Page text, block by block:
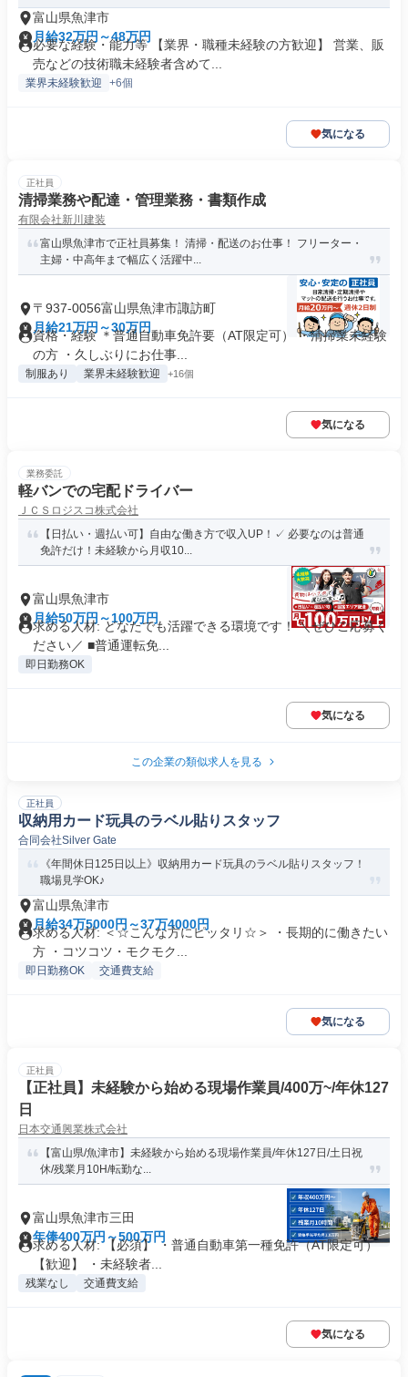
富山県魚津市
月給32万円～48万円
必要な経験・能力等 【業界・職種未経験の方歓迎】 営業、販
売などの技術職未経験者含めて...
業界未経験歓迎 +6個
気になる
正社員
清掃業務や配達・管理業務・書類作成
有限会社新川建装
富山県魚津市で正社員募集！ 清掃・配送のお仕事！ フリーター・
主婦・中高年まで幅広く活躍中...
〒937-0056富山県魚津市諏訪町
月給21万円～30万円
資格・経験 ＊普通自動車免許要（AT限定可） ・清掃業未経験
の方 ・久しぶりにお仕事...
制服あり 業界未経験歓迎 +16個
気になる
業務委託
軽バンでの宅配ドライバー
ＪＣＳロジスコ株式会社
【日払い・週払い可】自由な働き方で収入UP！✓ 必要なのは普通
免許だけ！未経験から月収10...
富山県魚津市
月給50万円～100万円
求める人材: どなたでも活躍できる環境です！ ＼ぜひご応募く
ださい／ ■普通運転免...
即日勤務OK
気になる
この企業の類似求人を見る
正社員
収納用カード玩具のラベル貼りスタッフ
合同会社Silver Gate
《年間休日125日以上》収納用カード玩具のラベル貼りスタッフ！
職場見学OK♪
富山県魚津市
月給34万5000円～37万4000円
求める人材: ＜☆こんな方にピッタリ☆＞ ・長期的に働きたい
方 ・コツコツ・モクモク...
即日勤務OK 交通費支給
気になる
正社員
【正社員】未経験から始める現場作業員/400万~/年休127
日
日本交通興業株式会社
【富山県/魚津市】未経験から始める現場作業員/年休127日/土日祝
休/残業月10H/転勤な...
富山県魚津市三田
年俸400万円～500万円
求める人材: 【必須】 ・普通自動車第一種免許（AT限定可）
【歓迎】 ・未経験者...
残業なし 交通費支給
気になる